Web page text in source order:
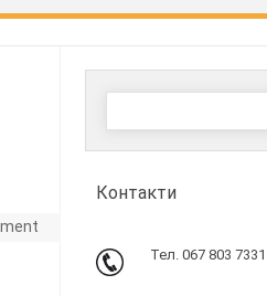
Пошук:
Контакти
Тел. 067 803 7331